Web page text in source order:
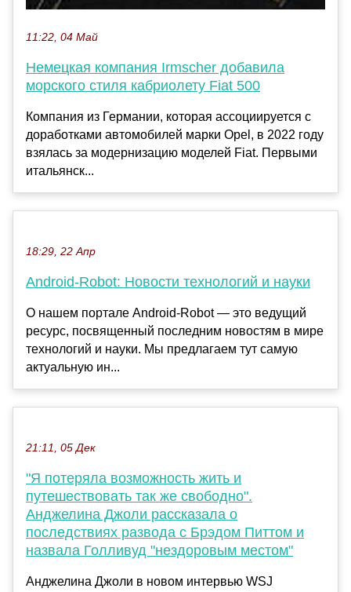
11:22, 04 Май
Немецкая компания Irmscher добавила
морского стиля кабриолету Fiat 500
Компания из Германии, которая ассоциируется с
доработками автомобилей марки Opel, в 2022 году
взялась за модернизацию моделей Fiat. Первыми
итальянск...
18:29, 22 Апр
Android-Robot: Новости технологий и науки
О нашем портале Android-Robot — это ведущий
ресурс, посвященный последним новостям в мире
технологий и науки. Мы предлагаем тут самую
актуальную ин...
21:11, 05 Дек
"Я потеряла возможность жить и
путешествовать так же свободно".
Анджелина Джоли рассказала о
последствиях развода с Брэдом Питтом и
назвала Голливуд "нездоровым местом"
Анджелина Джоли в новом интервью WSJ